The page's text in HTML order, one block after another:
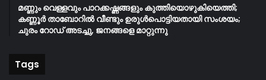
മണ്ണും വെള്ളവും പാറക്കഷ്ണങ്ങളും കുത്തിയൊഴുകിയെത്തി;
കണ്ണൂർ താബോറിൽ വീണ്ടും ഉരുൾപൊട്ടിയതായി സംശയം;
ചുരം റോഡ് അടച്ചു, ജനങ്ങളെ മാറ്റുന്നു
Tags